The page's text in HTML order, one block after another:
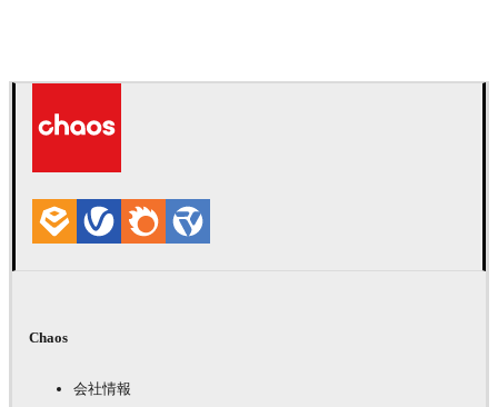
Chaos
会社情報